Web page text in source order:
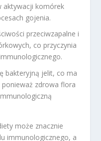
aktywacji komórek
gojenia.
przeciwzapalne i
co przyczynia
bakteryjną jelit, co ma
zdrowa flora
może znacznie
immunologicznego, a